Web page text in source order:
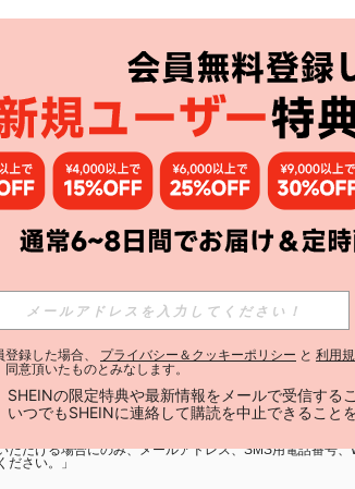
： アプリ
購読する
の購読には「
ただける場合にのみ、メールアドレス、SMS用電話番号
ださい。」
登録した場合、 プライバシー＆クッキーポリシー と 利用
同意頂いたものとみなします。
SHEINの限定特典や最新情報をメールで受信する
いつでもSHEINに連絡して購読を中止できること